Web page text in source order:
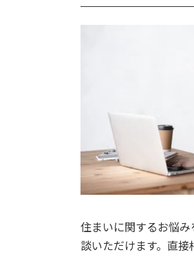
住まいに関するお悩
談いただけます。直